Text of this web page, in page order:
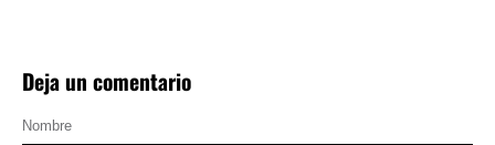
Deja un comentario
Nombre